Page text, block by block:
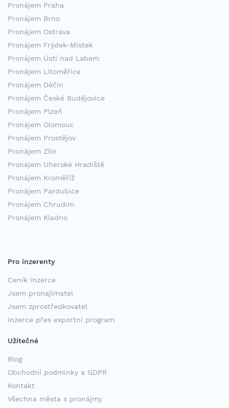
Pronájem Praha
Pronájem Brno
Pronájem Ostrava
Pronájem Frýdek-Místek
Pronájem Ústí nad Labem
Pronájem Litoměřice
Pronájem Děčín
Pronájem České Budějovice
Pronájem Plzeň
Pronájem Olomouc
Pronájem Prostějov
Pronájem Zlín
Pronájem Uherské Hradiště
Pronájem Kroměříž
Pronájem Pardubice
Pronájem Chrudim
Pronájem Kladno
Pro inzerenty
Ceník inzerce
Jsem pronajímatel
Jsem zprostředkovatel
Inzerce přes exportní program
Užitečné
Blog
Obchodní podmínky a GDPR
Kontakt
Všechna města s pronájmy